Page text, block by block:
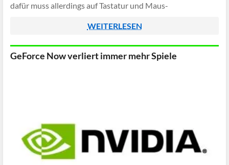
dafür muss allerdings auf Tastatur und Maus-
Gamepads werden unterstützt.
WEITERLESEN
GeForce Now verliert immer mehr Spiele